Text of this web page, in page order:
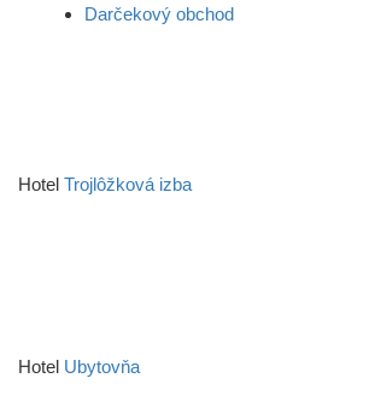
Darčekový obchod
Hotel Trojlôžková izba
Hotel Ubytovňa